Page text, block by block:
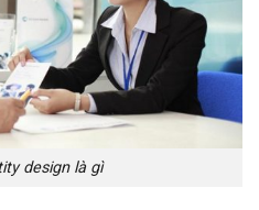
design là gì